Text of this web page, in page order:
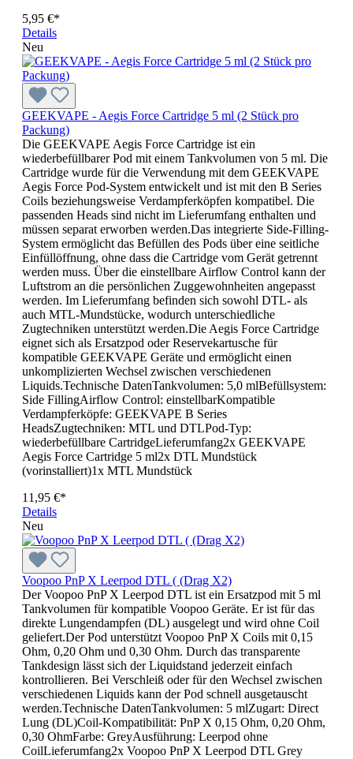
5,95 €*
Details
Neu
GEEKVAPE - Aegis Force Cartridge 5 ml (2 Stück pro
Packung)
Die GEEKVAPE Aegis Force Cartridge ist ein
wiederbefüllbarer Pod mit einem Tankvolumen von 5 ml. Die
Cartridge wurde für die Verwendung mit dem GEEKVAPE
Aegis Force Pod-System entwickelt und ist mit den B Series
Coils beziehungsweise Verdampferköpfen kompatibel. Die
passenden Heads sind nicht im Lieferumfang enthalten und
müssen separat erworben werden.Das integrierte Side-Filling-
System ermöglicht das Befüllen des Pods über eine seitliche
Einfüllöffnung, ohne dass die Cartridge vom Gerät getrennt
werden muss. Über die einstellbare Airflow Control kann der
Luftstrom an die persönlichen Zuggewohnheiten angepasst
werden. Im Lieferumfang befinden sich sowohl DTL- als
auch MTL-Mundstücke, wodurch unterschiedliche
Zugtechniken unterstützt werden.Die Aegis Force Cartridge
eignet sich als Ersatzpod oder Reservekartusche für
kompatible GEEKVAPE Geräte und ermöglicht einen
unkomplizierten Wechsel zwischen verschiedenen
Liquids.Technische DatenTankvolumen: 5,0 mlBefüllsystem:
Side FillingAirflow Control: einstellbarKompatible
Verdampferköpfe: GEEKVAPE B Series
HeadsZugtechniken: MTL und DTLPod-Typ:
wiederbefüllbare CartridgeLieferumfang2x GEEKVAPE
Aegis Force Cartridge 5 ml2x DTL Mundstück
(vorinstalliert)1x MTL Mundstück
11,95 €*
Details
Neu
Voopoo PnP X Leerpod DTL ( (Drag X2)
Der Voopoo PnP X Leerpod DTL ist ein Ersatzpod mit 5 ml
Tankvolumen für kompatible Voopoo Geräte. Er ist für das
direkte Lungendampfen (DL) ausgelegt und wird ohne Coil
geliefert.Der Pod unterstützt Voopoo PnP X Coils mit 0,15
Ohm, 0,20 Ohm und 0,30 Ohm. Durch das transparente
Tankdesign lässt sich der Liquidstand jederzeit einfach
kontrollieren. Bei Verschleiß oder für den Wechsel zwischen
verschiedenen Liquids kann der Pod schnell ausgetauscht
werden.Technische DatenTankvolumen: 5 mlZugart: Direct
Lung (DL)Coil-Kompatibilität: PnP X 0,15 Ohm, 0,20 Ohm,
0,30 OhmFarbe: GreyAusführung: Leerpod ohne
CoilLieferumfang2x Voopoo PnP X Leerpod DTL Grey